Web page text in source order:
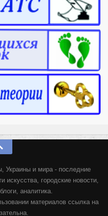
Украины и мира - последние
искусства, городские новости,
аналитика.
материалов ссылка на